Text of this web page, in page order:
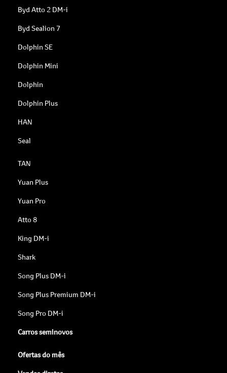
Byd Atto 2 DM-i
Byd Sealion 7
Dolphin SE
Dolphin Mini
Dolphin
Dolphin Plus
HAN
Seal
TAN
Yuan Plus
Yuan Pro
Atto 8
King DM-i
Shark
Song Plus DM-i
Song Plus Premium DM-i
Song Pro DM-i
Carros seminovos
Ofertas do mês